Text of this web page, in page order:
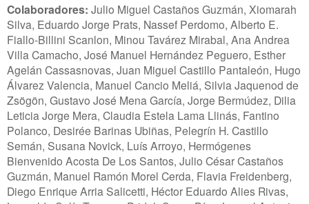
Colaboradores: Julio Miguel Castaños Guzmán, Xiomarah
Silva, Eduardo Jorge Prats, Nassef Perdomo, Alberto E.
Fiallo-Billini Scanlon, Minou Tavárez Mirabal, Ana Andrea
Villa Camacho, José Manuel Hernández Peguero, Esther
Agelán Cassasnovas, Juan Miguel Castillo Pantaleón, Hugo
Álvarez Valencia, Manuel Cancio Meliá, Silvia Jaquenod de
Zsögön, Gustavo José Mena García, Jorge Bermúdez, Dilia
Leticia Jorge Mera, Claudia Estela Lama Llinás, Fantino
Polanco, Desirée Barinas Ubiñas, Pelegrín H. Castillo
Semán, Susana Novick, Luís Arroyo, Hermógenes
Bienvenido Acosta De Los Santos, Julio César Castaños
Guzmán, Manuel Ramón Morel Cerda, Flavia Freidenberg,
Diego Enrique Arria Salicetti, Héctor Eduardo Alies Rivas,